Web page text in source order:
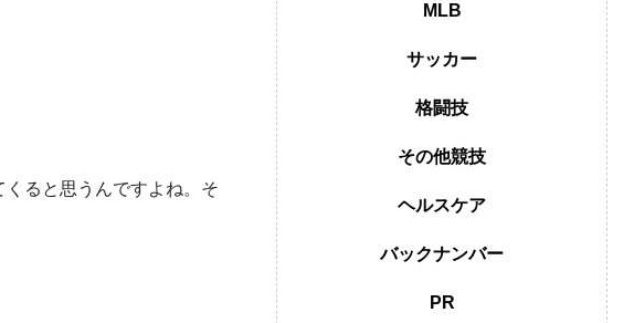
ると思うんですよね。そ
MLB
サッカー
格闘技
その他競技
ヘルスケア
バックナンバー
PR